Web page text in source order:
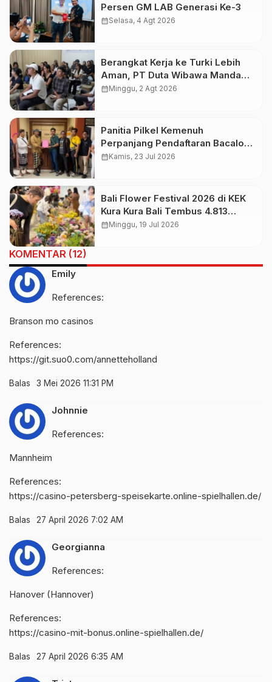
Persen GM LAB Generasi Ke-3
calendar_monthSelasa, 4 Agt 2026
Berangkat Kerja ke Turki Lebih
Aman, PT Duta Wibawa Manda
Putra Bali Didukung AYC Turki
calendar_monthMinggu, 2 Agt 2026
Panitia Pilkel Kemenuh
Perpanjang Pendaftaran Bacalon
Perbekel
calendar_monthKamis, 23 Jul 2026
Bali Flower Festival 2026 di KEK
Kura Kura Bali Tembus 4.813
Pengunjung
calendar_monthMinggu, 19 Jul 2026
KOMENTAR (12)
Emily
References:
Branson mo casinos
References:
https://git.suo0.com/annetteholland
Balas 3 Mei 2026 11:31 PM
Johnnie
References:
Mannheim
References:
https://casino-petersberg-speisekarte.online-spielhallen.de/
Balas 27 April 2026 7:02 AM
Georgianna
References:
Hanover (Hannover)
References:
https://casino-mit-bonus.online-spielhallen.de/
Balas 27 April 2026 6:35 AM